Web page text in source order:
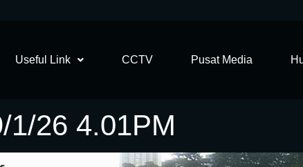
Useful Link CCTV Pusat Media
1/26 4.01PM